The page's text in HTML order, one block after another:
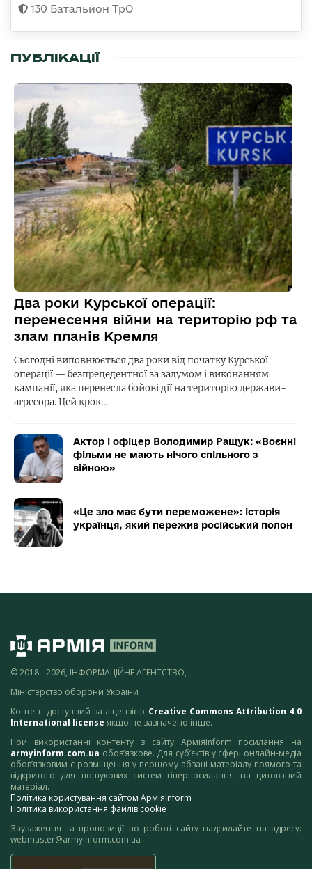
130 Батальйон ТрО
ПУБЛІКАЦІЇ
Два роки Курської операції:
перенесення війни на територію рф та
злам планів Кремля
Сьогодні виповнюється два роки від початку Курської
операції — безпрецедентної за задумом і виконанням
кампанії, яка перенесла бойові дії на територію держави-
агресора. Цей крок…
Актор і офіцер Володимир Ращук: «Воєнні
фільми не мають нічого спільного з
війною»
«Це зло має бути переможене»: історія
українця, який пережив російський полон
© 2018 - 2026, ІНФОРМАЦІЙНЕ АГЕНТСТВО,
Міністерство оборони України
Контент доступний за ліцензією Creative Commons Attribution 4.0
International license якщо не зазначено інше.
При використанні контенту з сайту АрміяInform посилання на
armyinform.com.ua обов’язкове. Для суб’єктів у сфері онлайн-медіа
обов’язковим є розміщення у першому абзаці матеріалу прямого та
відкритого для пошукових систем гіперпосилання на цитований
матеріал.
Політика користування сайтом АрміяInform
Політика використання файлів cookie
Зауваження та пропозиції по роботі сайту надсилайте на адресу:
webmaster@armyinform.com.ua